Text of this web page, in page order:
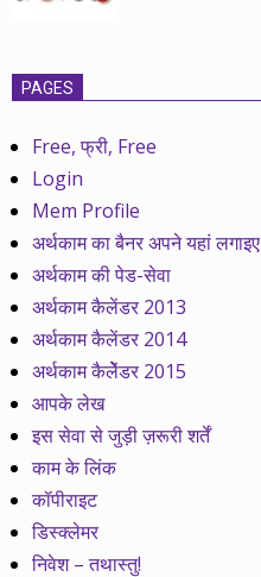
PAGES
Free, फ्री, Free
Login
Mem Profile
अर्थकाम का बैनर अपने यहां लगाइए
अर्थकाम की पेड-सेवा
अर्थकाम कैलेंडर 2013
अर्थकाम कैलेंडर 2014
अर्थकाम कैलेेंडर 2015
आपके लेख
इस सेवा से जुड़ी ज़रूरी शर्तें
काम के लिंक
कॉपीराइट
डिस्क्लेमर
निवेश – तथास्तु!